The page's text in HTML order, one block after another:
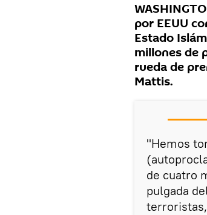
por EEUU
Estado
millones de
rueda de
Mattis.
"Hemos
de cuatro
pulgada